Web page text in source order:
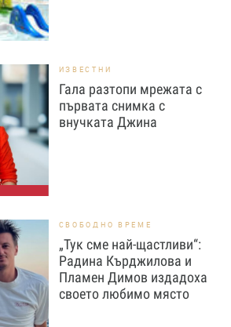
ИЗВЕСТНИ
Гала разтопи мрежата с
първата снимка с
внучката Джина
СВОБОДНО ВРЕМЕ
„Тук сме най-щастливи“:
Радина Кърджилова и
Пламен Димов издадоха
своето любимо място